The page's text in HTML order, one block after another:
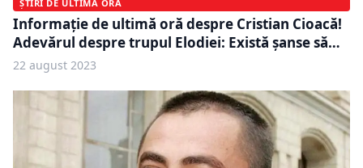
ȘTIRI DE ULTIMĂ ORĂ
Informație de ultimă oră despre Cristian Cioacă!
Adevărul despre trupul Elodiei: Există şanse să…
22 august 2023